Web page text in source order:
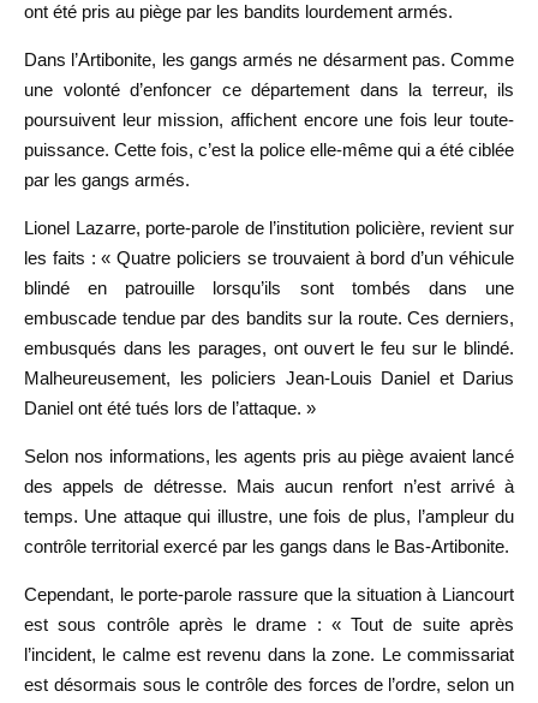
ont été pris au piège par les bandits lourdement armés.
Dans l’Artibonite, les gangs armés ne désarment pas. Comme
une volonté d’enfoncer ce département dans la terreur, ils
poursuivent leur mission, affichent encore une fois leur toute-
puissance. Cette fois, c’est la police elle-même qui a été ciblée
par les gangs armés.
Lionel Lazarre, porte-parole de l’institution policière, revient sur
les faits : « Quatre policiers se trouvaient à bord d’un véhicule
blindé en patrouille lorsqu’ils sont tombés dans une
embuscade tendue par des bandits sur la route. Ces derniers,
embusqués dans les parages, ont ouvert le feu sur le blindé.
Malheureusement, les policiers Jean-Louis Daniel et Darius
Daniel ont été tués lors de l’attaque. »
Selon nos informations, les agents pris au piège avaient lancé
des appels de détresse. Mais aucun renfort n’est arrivé à
temps. Une attaque qui illustre, une fois de plus, l’ampleur du
contrôle territorial exercé par les gangs dans le Bas-Artibonite.
Cependant, le porte-parole rassure que la situation à Liancourt
est sous contrôle après le drame : « Tout de suite après
l’incident, le calme est revenu dans la zone. Le commissariat
est désormais sous le contrôle des forces de l’ordre, selon un